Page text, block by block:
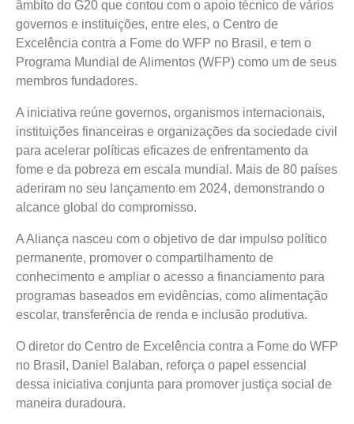
âmbito do G20 que contou com o apoio técnico de vários
governos e instituições, entre eles, o Centro de
Excelência contra a Fome do WFP no Brasil, e tem o
Programa Mundial de Alimentos (WFP) como um de seus
membros fundadores.
A iniciativa reúne governos, organismos internacionais,
instituições financeiras e organizações da sociedade civil
para acelerar políticas eficazes de enfrentamento da
fome e da pobreza em escala mundial. Mais de 80 países
aderiram no seu lançamento em 2024, demonstrando o
alcance global do compromisso.
A Aliança nasceu com o objetivo de dar impulso político
permanente, promover o compartilhamento de
conhecimento e ampliar o acesso a financiamento para
programas baseados em evidências, como alimentação
escolar, transferência de renda e inclusão produtiva.
O diretor do Centro de Excelência contra a Fome do WFP
no Brasil, Daniel Balaban, reforça o papel essencial
dessa iniciativa conjunta para promover justiça social de
maneira duradoura.